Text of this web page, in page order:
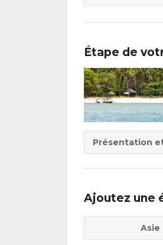
Étape de
Présentation
Ajoutez une
Asie